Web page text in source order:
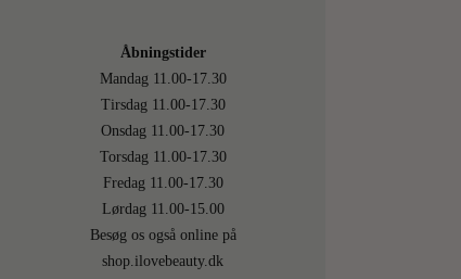
Åbningstider
Mandag 11.00-17.30
Tirsdag 11.00-17.30
Onsdag 11.00-17.30
Torsdag 11.00-17.30
Fredag 11.00-17.30
Lørdag 11.00-15.00
Besøg os også online på
shop.ilovebeauty.dk